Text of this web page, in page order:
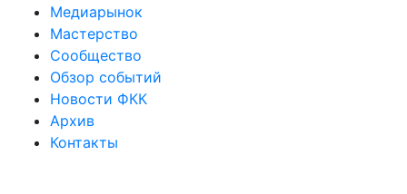
Медиарынок
Мастерство
Сообщество
Обзор событий
Новости ФКК
Архив
Контакты